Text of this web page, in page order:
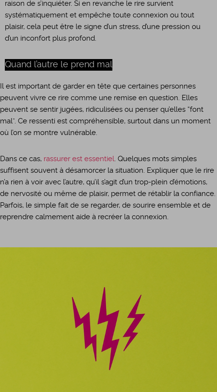
raison de s’inquiéter. Si en revanche le rire survient
systématiquement et empêche toute connexion ou tout
plaisir, cela peut être le signe d’un stress, d’une pression ou
d’un inconfort plus profond.
Quand l’autre le prend mal
Il est important de garder en tête que certaines personnes
peuvent vivre ce rire comme une remise en question. Elles
peuvent se sentir jugées, ridiculisées ou penser qu’elles “font
mal”. Ce ressenti est compréhensible, surtout dans un moment
où l’on se montre vulnérable.
Dans ce cas, rassurer est essentiel
. Quelques mots simples
suffisent souvent à désamorcer la situation. Expliquer que le rire
n’a rien à voir avec l’autre, qu’il s’agit d’un trop-plein d’émotions,
de nervosité ou même de plaisir, permet de rétablir la confiance.
Parfois, le simple fait de se regarder, de sourire ensemble et de
reprendre calmement aide à recréer la connexion.